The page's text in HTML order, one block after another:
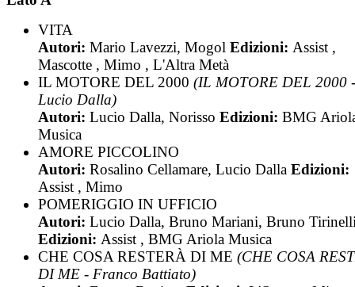
VITA
Autori: Mario Lavezzi, Mogol Edizioni: Assist ,
Mascotte , Mimo , L'Altra Metà
IL MOTORE DEL 2000 (IL MOTORE DEL 2000 -
Lucio Dalla)
Autori: Lucio Dalla, Norisso Edizioni: BMG
Musica
AMORE PICCOLINO
Autori: Rosalino Cellamare, Lucio Dalla Edizioni:
Assist , Mimo
POMERIGGIO IN UFFICIO
Autori: Lucio Dalla, Bruno Mariani, Bruno
Edizioni: Assist , BMG Ariola Musica
CHE COSA RESTERÀ DI ME (CHE COSA
DI ME - Franco Battiato)